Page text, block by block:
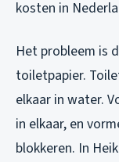
kosten in
Het probleem is
toiletpapier.
elkaar in water.
in elkaar, en
blokkeren. In